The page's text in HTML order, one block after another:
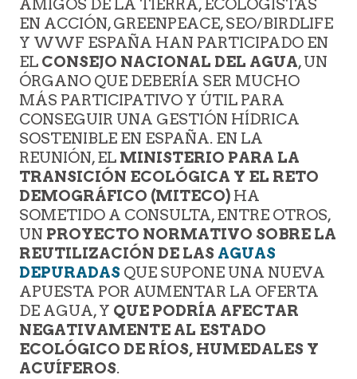
AMIGOS DE LA TIERRA, ECOLOGISTAS
EN ACCIÓN, GREENPEACE, SEO/BIRDLIFE
Y WWF ESPAÑA HAN PARTICIPADO EN
EL CONSEJO NACIONAL DEL AGUA, UN
ÓRGANO QUE DEBERÍA SER MUCHO
MÁS PARTICIPATIVO Y ÚTIL PARA
CONSEGUIR UNA GESTIÓN HÍDRICA
SOSTENIBLE EN ESPAÑA. EN LA
REUNIÓN, EL MINISTERIO PARA LA
TRANSICIÓN ECOLÓGICA Y EL RETO
DEMOGRÁFICO (MITECO) HA
SOMETIDO A CONSULTA, ENTRE OTROS,
UN PROYECTO NORMATIVO SOBRE LA
REUTILIZACIÓN DE LAS AGUAS
DEPURADAS QUE SUPONE UNA NUEVA
APUESTA POR AUMENTAR LA OFERTA
DE AGUA, Y QUE PODRÍA AFECTAR
NEGATIVAMENTE AL ESTADO
ECOLÓGICO DE RÍOS, HUMEDALES Y
ACUÍFEROS.